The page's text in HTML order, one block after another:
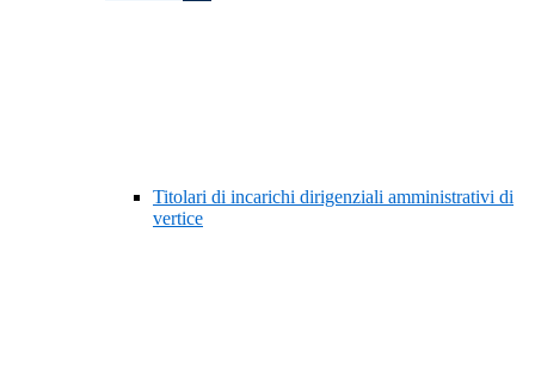
Titolari di incarichi dirigenziali amministrativi di
vertice